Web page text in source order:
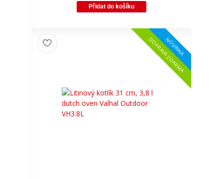
Přidat do košíku
NOVINKA
DOPRAVA ZDARMA